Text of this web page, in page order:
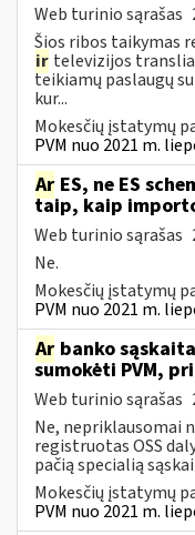
Web turinio sąrašas
Šios ribos taikymas
ir televizijos
teikiamų paslaugų
kur...
Mokesčių įstatymų
PVM nuo 2021 m.
Ar ES, ne ES
taip, kaip
Web turinio sąrašas
Ne.
Mokesčių įstatymų
PVM nuo 2021 m.
Ar banko
sumokėti PVM,
Web turinio sąrašas
Ne, nepriklausomai
registruotas OSS
pačią specialią
Mokesčių įstatymų
PVM nuo 2021 m.